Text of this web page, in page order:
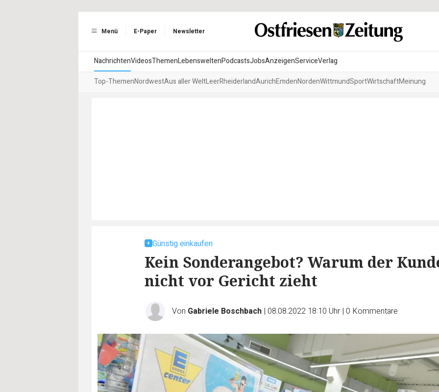
Menü E-Paper Newsletter
NachrichtenVideosThemenLebensweltenPodcastsJobsAnzeigenServiceVerlag
Top-ThemenNordwestAus aller WeltLeerRheiderlandAurichEmdenNordenWittmundSportWirtschaftMeinung
Günstig einkaufen
Kein Sonderangebot? Warum der
nicht vor Gericht zieht
Von Gabriele Boschbach | 08.08.2022 18:10 Uhr | 0 Kommentare